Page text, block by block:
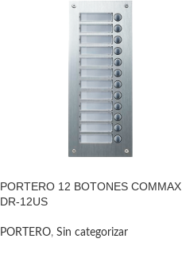
PORTERO 12 BOTONES COMMAX
DR-12US
PORTERO, Sin categorizar